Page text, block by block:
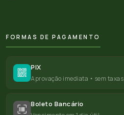
FORMAS DE PAGAMENTO
PIX
Aprovação imediata • sem taxas
Boleto Bancário